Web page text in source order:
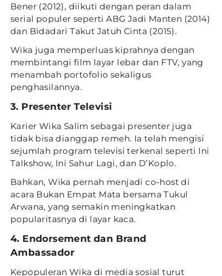
Bener (2012), diikuti dengan peran dalam
serial populer seperti ABG Jadi Manten (2014)
dan Bidadari Takut Jatuh Cinta (2015).
Wika juga memperluas kiprahnya dengan
membintangi film layar lebar dan FTV, yang
menambah portofolio sekaligus
penghasilannya.
3. Presenter Televisi
Karier Wika Salim sebagai presenter juga
tidak bisa dianggap remeh. Ia telah mengisi
sejumlah program televisi terkenal seperti Ini
Talkshow, Ini Sahur Lagi, dan D’Koplo.
Bahkan, Wika pernah menjadi co-host di
acara Bukan Empat Mata bersama Tukul
Arwana, yang semakin meningkatkan
popularitasnya di layar kaca.
4. Endorsement dan Brand
Ambassador
Kepopuleran Wika di media sosial turut